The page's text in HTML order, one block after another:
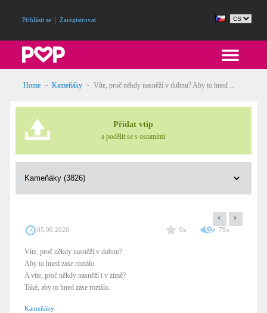
Přihlásit se Zaregistrovat
Home ~ Kameňáky ~ Víte, proč někdy nasněží v dubnu? Aby to hned ...
Přidat vtip
a podělit se s ostatními
< >
05.06.2026 0x 79x
Víte, proč někdy nasněží v dubnu?
Aby to hned zase roztálo.
A víte, proč někdy nasněží i v zimě?
Také, aby to hned zase roztálo.
Kameňáky